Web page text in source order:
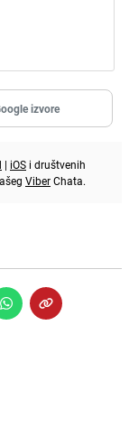
izvore
| iOS i društvenih
ViberChata.